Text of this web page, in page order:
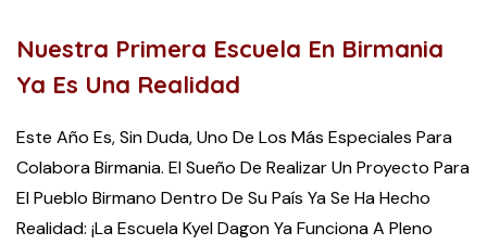
Nuestra Primera Escuela En Birmania
Ya Es Una Realidad
Este Año Es, Sin Duda, Uno De Los Más Especiales Para
Colabora Birmania. El Sueño De Realizar Un Proyecto Para
El Pueblo Birmano Dentro De Su País Ya Se Ha Hecho
Realidad: ¡la Escuela Kyel Dagon Ya Funciona A Pleno